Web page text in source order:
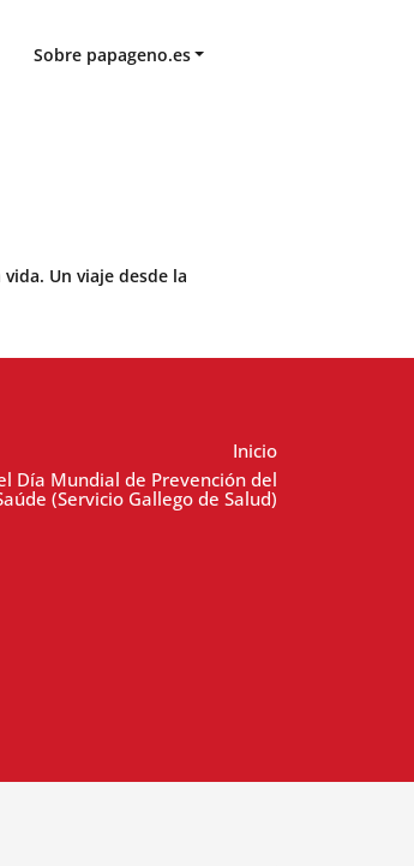
Sobre papageno.es
Un viaje desde la
Inicio
Día Mundial de Prevención del
(Servicio Gallego de Salud)